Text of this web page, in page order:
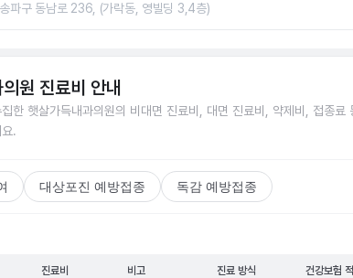
파구 동남로 236, (가락동, 영빌딩 3,4층)
원 진료비 안내
한 햇살가득내과의원의 비대면 진료비, 대면 진료비, 약제비, 접종료
.
대상포진 예방접종 독감 예방접종
진료비 비고 진료 방식 건강보험